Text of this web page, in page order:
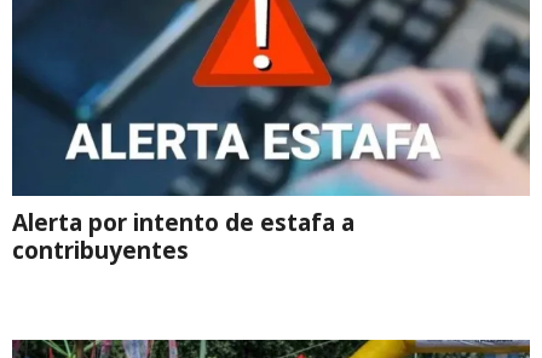
Alerta por intento de estafa a
contribuyentes